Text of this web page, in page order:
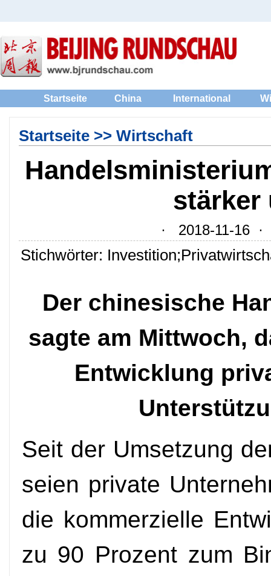
Startseite China International
Startseite>> Wirtschaft
stärker
· 2018-11-16 ·
Stichwörter:
Der chinesische
sagte am Mittwoch,
Entwicklung
Seit der Umsetzung
seien private
die kommerzielle
zu 90 Prozent zum